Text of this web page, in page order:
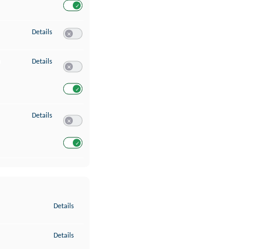
Details zu Messung der Performance von Inhalten
Details zu Analyse von Zielgruppen durch Statistiken oder Kombinationen von
Details zu Entwicklung und Verbesserung der Angebote
Details
Details